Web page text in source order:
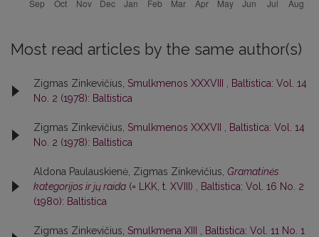
Most read articles by the same author(s)
Zigmas Zinkevičius, Smulkmenos XXXVIII
Baltistica: Vol. 14
No. 2 (1978): Baltistica
Zigmas Zinkevičius, Smulkmenos XXXVII
Baltistica: Vol. 14
No. 2 (1978): Baltistica
Aldona Paulauskienė, Zigmas Zinkevičius, Gramatinės
kategorijos ir jų raida (= LKK, t. XVIII)
Baltistica: Vol. 16 No. 2
(1980): Baltistica
Zigmas Zinkevičius, Smulkmena XIII
Baltistica: Vol. 11 No. 1